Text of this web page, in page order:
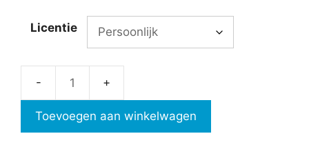
Licentie
aantal
Toevoegen aan winkelwagen